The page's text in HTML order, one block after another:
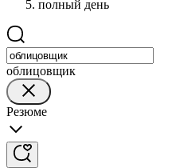
полный день
облицовщик
Резюме